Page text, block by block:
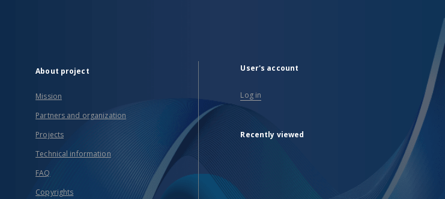
About project
Mission
Partners and organization
Projects
Technical information
FAQ
Copyrights
User's account
Log in
Recently viewed